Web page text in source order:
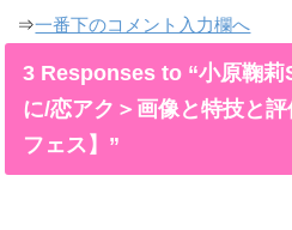
⇒一番下のコメント入力欄へ
3 Responses to “小原鞠莉
に/恋アク＞画像と特技と
フェス】”